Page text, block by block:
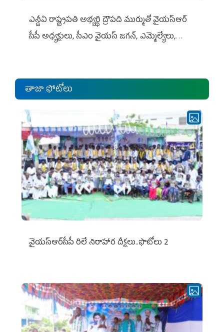
ఎన్డీఏ రాష్ట్ర‌ప‌తి అభ్య‌ర్థి ద్రౌప‌ది ముర్ముతో వైయ‌స్ఆర్
సీపీ అధ్య‌క్షులు, సీఎం వైయ‌స్ జ‌గ‌న్, ఎమ్మెల్యేలు,
తాజా ఫోటోలు
వైయ‌స్ఆర్‌సీపీ రిలే నిరాహార దీక్షలు..ఫొటోలు 2